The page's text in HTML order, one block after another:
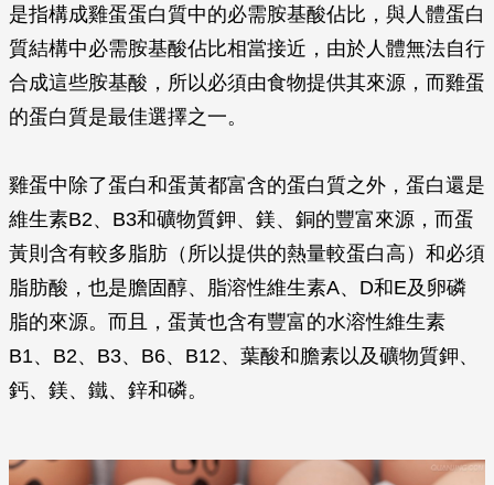
是指構成雞蛋蛋白質中的必需胺基酸佔比，與人體蛋白
質結構中必需胺基酸佔比相當接近，由於人體無法自行
合成這些胺基酸，所以必須由食物提供其來源，而雞蛋
的蛋白質是最佳選擇之一。
雞蛋中除了蛋白和蛋黃都富含的蛋白質之外，蛋白還是
維生素B2、B3和礦物質鉀、鎂、銅的豐富來源，而蛋
黃則含有較多脂肪（所以提供的熱量較蛋白高）和必須
脂肪酸，也是膽固醇、脂溶性維生素A、D和E及卵磷
脂的來源。而且，蛋黃也含有豐富的水溶性維生素
B1、B2、B3、B6、B12、葉酸和膽素以及礦物質鉀、
鈣、鎂、鐵、鋅和磷。